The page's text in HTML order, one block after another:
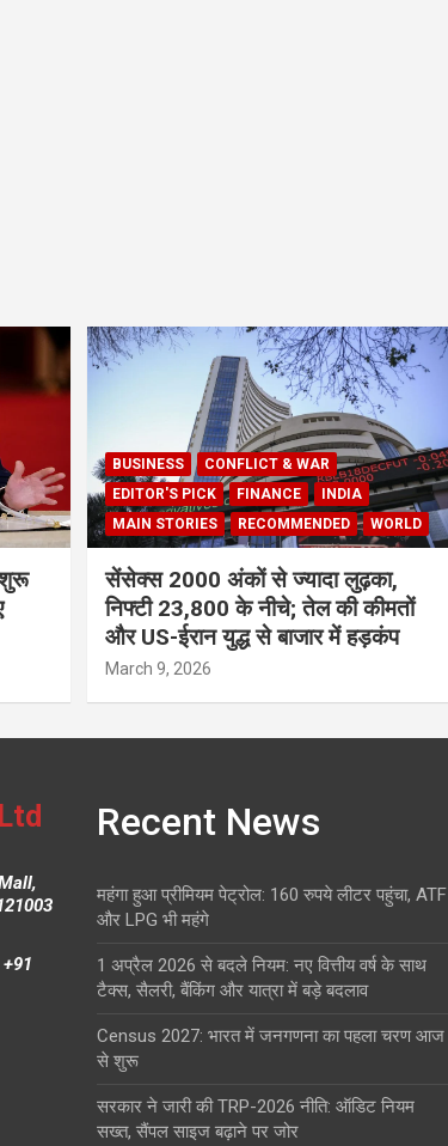
BUSINESS
CONFLICT & WAR
EDITOR'S PICK
FINANCE
INDIA
MAIN STORIES
RECOMMENDED WORLD
सेंसेक्स 2000 अंकों से ज्यादा लुढ़का,
निफ्टी 23,800 के नीचे; तेल की कीमतों
और US-ईरान युद्ध से बाजार में हड़कंप
March 9, 2026
Recent News
महंगा हुआ प्रीमियम पेट्रोल: 160 रुपये लीटर पहुंचा, ATF
और LPG भी महंगे
1 अप्रैल 2026 से बदले नियम: नए वित्तीय वर्ष के साथ
टैक्स, सैलरी, बैंकिंग और यात्रा में बड़े बदलाव
Census 2027: भारत में जनगणना का पहला चरण आज
से शुरू
सरकार ने जारी की TRP-2026 नीति: ऑडिट नियम
सख्त, सैंपल साइज बढ़ाने पर जोर